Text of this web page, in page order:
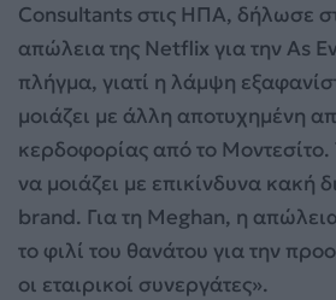
Consultants στις ΗΠΑ, δήλωσε
απώλεια της Netflix για την As
πλήγμα, γιατί η λάμψη
μοιάζει με άλλη αποτυχημένη
κερδοφορίας από το Μοντεσίτο.
να μοιάζει με επικίνδυνα κακή
brand. Για τη Meghan, η
το φιλί του θανάτου για την
οι εταιρικοί συνεργάτες».